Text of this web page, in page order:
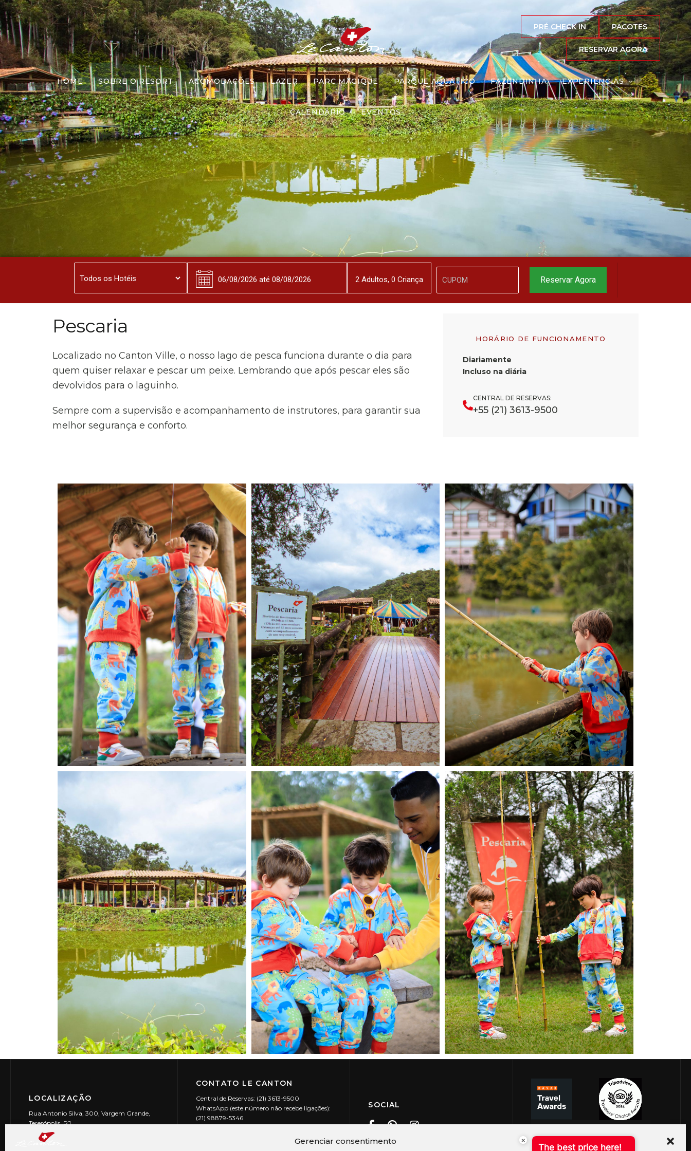
Gerenciar consentimento
PRÉ CHECK IN PACOTES
RESERVAR AGORA
HOME SOBRE O RESORT ACOMODAÇÕES LAZER PARC MAGIQUE PARQUE AQUÁTICO FAZENDINHA EXPERIÊNCIAS
CALENDÁRIO EVENTOS
Pescaria
Localizado no Canton Ville, o nosso lago de pesca funciona durante o dia para
quem quiser relaxar e pescar um peixe. Lembrando que após pescar eles são
devolvidos para o laguinho.
Sempre com a supervisão e acompanhamento de instrutores, para garantir sua
melhor segurança e conforto.
HORÁRIO DE FUNCIONAMENTO
Diariamente
Incluso na diária
CENTRAL DE RESERVAS:
+55 (21) 3613-9500
LOCALIZAÇÃO
Rua Antonio Silva, 300, Vargem Grande,
Teresópolis, RJ
CEP: 25990-150
CONTATO LE CANTON
Central de Reservas: (21) 3613-9500
WhatsApp (este número não recebe ligações):
(21) 98879-5346
SOCIAL
2Adultos, 0 Criança
Reserve agora, com
garantido
Reservar Agora
×
The best price here!